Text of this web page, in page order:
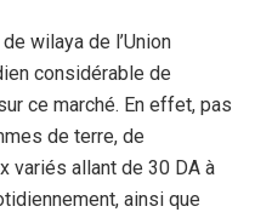
wilaya de l’Union
considérable de
ce marché. En effet, pas
de terre, de
variés allant de 30 DA à
ainsi que